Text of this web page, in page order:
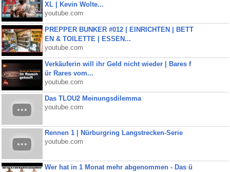
XL | Kevin Wolte...
youtube.com
PREPPER BUNKER #012 | EINRICHTEN | BETT
EN & TOILETTE | ESSEN...
youtube.com
Verkäuferin will ihr Geld nicht wieder | Bares f
ür Rares vom...
youtube.com
Das TLOU2 Meinungsdilemma
youtube.com
Rennen 1 | Nürburgring Langstrecken-Serie
youtube.com
Wer hat in 1 Monat mehr abgenommen - Das ü